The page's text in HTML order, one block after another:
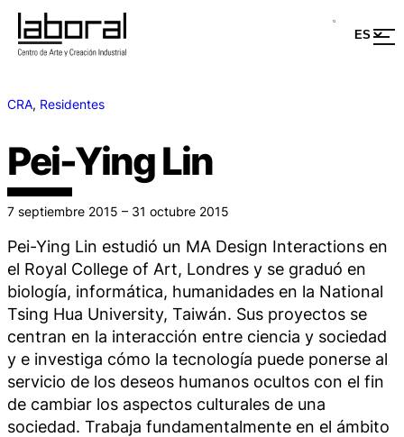
CRA, Residentes
Pei-Ying Lin
7 septiembre 2015 – 31 octubre 2015
Pei-Ying Lin estudió un MA Design Interactions en
el Royal College of Art, Londres y se graduó en
biología, informática, humanidades en la National
Tsing Hua University, Taiwán. Sus proyectos se
centran en la interacción entre ciencia y sociedad
y e investiga cómo la tecnología puede ponerse al
servicio de los deseos humanos ocultos con el fin
de cambiar los aspectos culturales de una
sociedad. Trabaja fundamentalmente en el ámbito